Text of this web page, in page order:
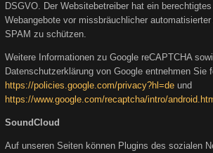
DSGVO. Der Websitebetreiber hat ein
Webangebote vor missbräuchlicher
SPAM zu schützen.
Weitere Informationen zu Google reCAPTCHA
Datenschutzerklärung von Google entnehmen Sie
https://policies.google.com/privacy?hl=de und
https://www.google.com/recaptcha/intro/
SoundCloud
Auf unseren Seiten können Plugins des sozialen